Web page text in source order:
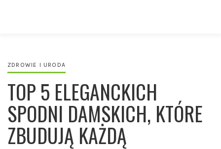
ZDROWIE I URODA
TOP 5 ELEGANCKICH
SPODNI DAMSKICH, KTÓRE
ZBUDUJĄ KAŻDĄ